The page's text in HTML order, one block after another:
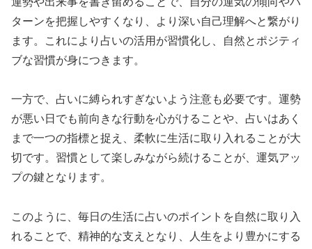
ターンを把握しやすくなり、より深い自己理解へと繋がり
ます。これにより占いの活用が習慣化し、自然とポジティ
ブな習慣が身につきます。
一方で、占いに縛られすぎないよう注意も必要です。運勢
が悪い日でも前向きな行動を心がけることや、占いはあく
まで一つの指標と捉え、柔軟に生活に取り入れることが大
切です。習慣として楽しみながら続けることが、運気アッ
プの鍵となります。
このように、毎日の生活に占いのポイントを自然に取り入
れることで、精神的な支えとなり、人生をより豊かにする